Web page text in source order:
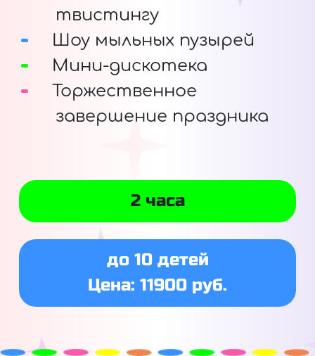
твистингу
Шоу мыльных пузырей
Мини-дискотека
Торжественное
завершение праздника
2 часа
до 10 детей
Цена: 11900 руб.